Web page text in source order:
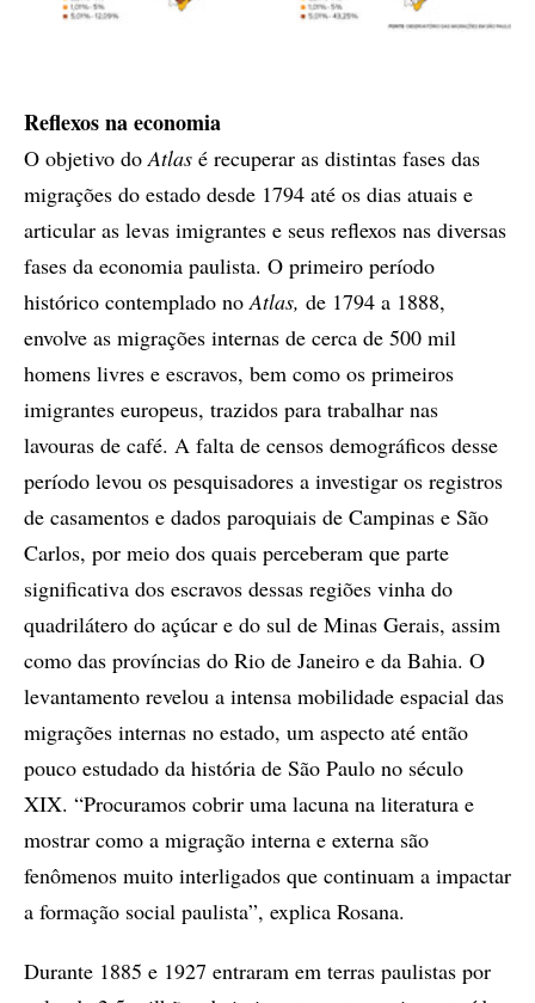
Reflexos na economia
O objetivo do Atlas é recuperar as distintas fases das
migrações do estado desde 1794 até os dias atuais e
articular as levas imigrantes e seus reflexos nas diversas
fases da economia paulista. O primeiro período
histórico contemplado no Atlas, de 1794 a 1888,
envolve as migrações internas de cerca de 500 mil
homens livres e escravos, bem como os primeiros
imigrantes europeus, trazidos para trabalhar nas
lavouras de café. A falta de censos demográficos desse
período levou os pesquisadores a investigar os registros
de casamentos e dados paroquiais de Campinas e São
Carlos, por meio dos quais perceberam que parte
significativa dos escravos dessas regiões vinha do
quadrilátero do açúcar e do sul de Minas Gerais, assim
como das províncias do Rio de Janeiro e da Bahia. O
levantamento revelou a intensa mobilidade espacial das
migrações internas no estado, um aspecto até então
pouco estudado da história de São Paulo no século
XIX. “Procuramos cobrir uma lacuna na literatura e
mostrar como a migração interna e externa são
fenômenos muito interligados que continuam a impactar
a formação social paulista”, explica Rosana.
Durante 1885 e 1927 entraram em terras paulistas por